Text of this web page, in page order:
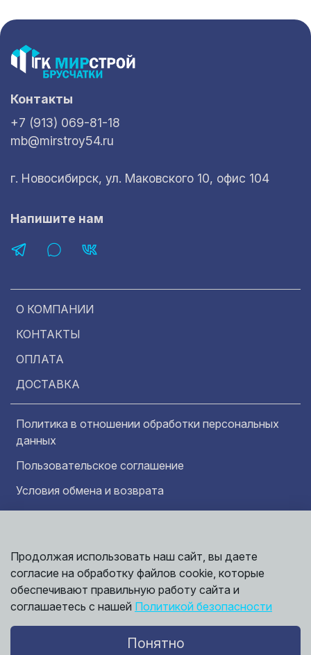
О КОМПАНИИ
КОНТАКТЫ
ОПЛАТА
ДОСТАВКА
Политика в отношении обработки персональных
данных
Пользовательское соглашение
Условия обмена и возврата
Контакты
+7 (913) 069-81-18
mb@mirstroy54.ru
г. Новосибирск, ул. Маковского 10, офис 104
Напишите нам
©
Информация представленная на сайте
носит исключительно ознакомительный
характер и ни при каких условиях не может
считаться публичной офертой. Точные
сведения о ценах, условиях продажи и
Продолжая использовать наш сайт, вы даете
согласие на обработку файлов cookie, которые
обеспечивают правильную работу сайта и
соглашаетесь с нашей Политикой безопасности
Понятно